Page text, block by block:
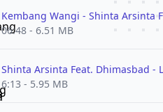
Kembang Wangi - Shinta Arsinta
06:48 - 6.51 MB
Shinta Arsinta Feat. Dhimasbad -
6:13 - 5.95 MB